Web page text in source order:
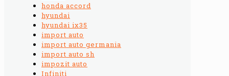
honda accord
hyundai
hyundai ix35
import auto
import auto germania
import auto sh
impozit auto
Infiniti